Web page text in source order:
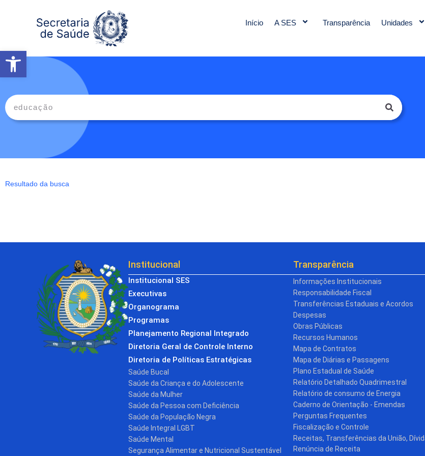
Abrir a barra de ferramentas
Início A SES Transparência Unidades
Resultado da busca
Institucional
Institucional SES
Executivas
Organograma
Programas
Planejamento Regional Integrado
Diretoria Geral de Controle Interno
Diretoria de Políticas Estratégicas
Saúde Bucal
Saúde da Criança e do Adolescente
Saúde da Mulher
Saúde da Pessoa com Deficiência
Saúde da População Negra
Saúde Integral LGBT
Saúde Mental
Segurança Alimentar e Nutricional Sustentável
Transparência
Informações Institucionais
Responsabilidade Fiscal
Transferências Estaduais e Acordos
Despesas
Obras Públicas
Recursos Humanos
Mapa de Contratos
Mapa de Diárias e Passagens
Plano Estadual de Saúde
Relatório Detalhado Quadrimestral
Relatório de consumo de Energia
Caderno de Orientação - Emendas
Perguntas Frequentes
Fiscalização e Controle
Receitas, Transferências da União,
Renúncia de Receita